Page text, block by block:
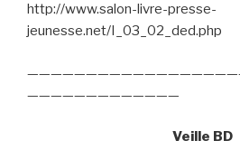
http://www.salon-livre-presse-
jeunesse.net/I_03_02_ded.php
—————————————
Veille BD